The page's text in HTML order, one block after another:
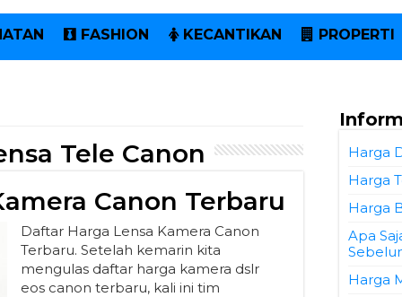
FASHION KECANTIKAN PROPERTI
Tele Canon
Canon Terbaru
Daftar Harga Lensa Kamera Canon
Terbaru. Setelah kemarin kita
mengulas daftar harga kamera dslr
eos canon terbaru, kali ini tim
Harga
Harga
Harga
Apa
Harga